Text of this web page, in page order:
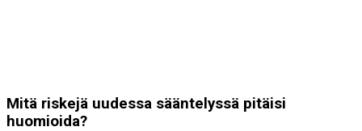
Mitä riskejä uudessa sääntelyssä pitäisi
huomioida?